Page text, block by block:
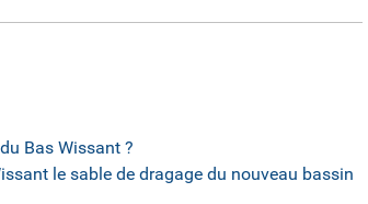
Bas Wissant ?
le sable de dragage du nouveau bassin